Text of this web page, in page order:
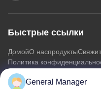
Быстрые ссылки
ДомойО наспродукты
Политика
General Manager